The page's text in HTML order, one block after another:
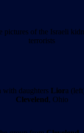
pictures of the Israeli
terrorists
with daughters Liora
Clevelend, Ohio